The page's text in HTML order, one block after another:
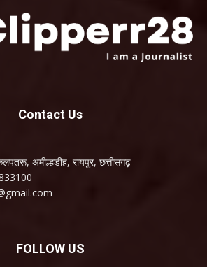
Contact Us
अमील्हडीह, रायपुर, छत्तीसगढ़
FOLLOW US